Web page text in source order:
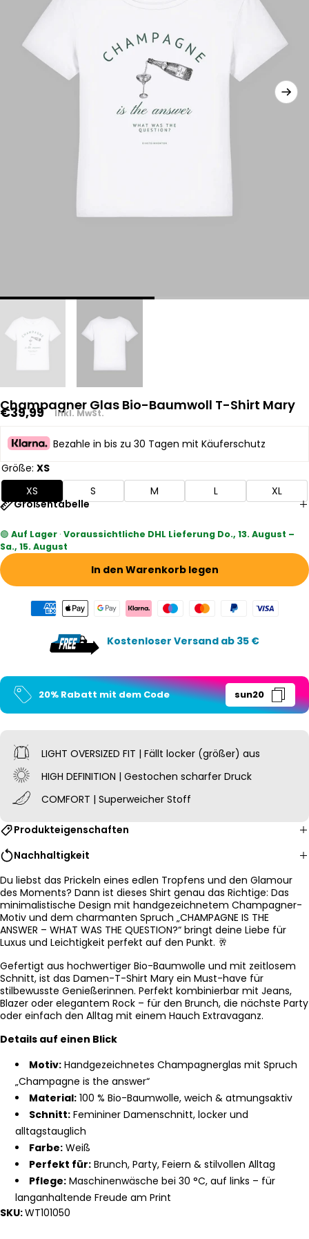
Champagner Glas Bio-Baumwoll T-Shirt Mary
Regulärer
€39,99 Inkl. MwSt.
Bezahle in bis zu 30 Tagen mit Käuferschutz
Größe: XS
XS
S M L
XL
Größentabelle
🟢 Auf Lager · Voraussichtliche DHL Lieferung Do., 13. August –
Sa., 15. August
In den Warenkorb legen
Kostenloser Versand ab 35 €
20% Rabatt mit dem Code sun20
LIGHT OVERSIZED FIT | Fällt locker (größer) aus
HIGH DEFINITION | Gestochen scharfer Druck
COMFORT | Superweicher Stoff
Produkteigenschaften
Nachhaltigkeit
Du liebst das Prickeln eines edlen Tropfens und den Glamour
des Moments? Dann ist dieses Shirt genau das Richtige: Das
minimalistische Design mit handgezeichnetem Champagner-
Motiv und dem charmanten Spruch „CHAMPAGNE IS THE
ANSWER – WHAT WAS THE QUESTION?“ bringt deine Liebe für
Luxus und Leichtigkeit perfekt auf den Punkt. 🥂
Gefertigt aus hochwertiger Bio-Baumwolle und mit zeitlosem
Schnitt, ist das Damen-T-Shirt Mary ein Must-have für
stilbewusste Genießerinnen. Perfekt kombinierbar mit Jeans,
Blazer oder elegantem Rock – für den Brunch, die nächste Party
oder einfach den Alltag mit einem Hauch Extravaganz.
Details auf einen Blick
Motiv: Handgezeichnetes Champagnerglas mit Spruch
„Champagne is the answer“
Material: 100 % Bio-Baumwolle, weich & atmungsaktiv
Schnitt: Femininer Damenschnitt, locker und
alltagstauglich
Farbe: Weiß
Perfekt für: Brunch, Party, Feiern & stilvollen Alltag
Pflege: Maschinenwäsche bei 30 °C, auf links – für
langanhaltende Freude am Print
SKU:WT101050